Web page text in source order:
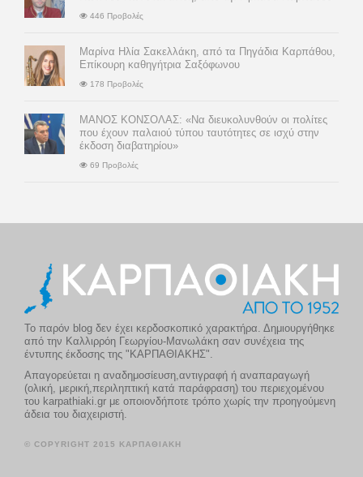
446 Προβολές
Μαρίνα Ηλία Σακελλάκη, από τα Πηγάδια Καρπάθου,
Επίκουρη καθηγήτρια Σαξόφωνου
178 Προβολές
ΜΑΝΟΣ ΚΟΝΣΟΛΑΣ: «Να διευκολυνθούν οι πολίτες
που έχουν παλαιού τύπου ταυτότητες σε ισχύ στην
έκδοση διαβατηρίου»
69 Προβολές
Το παρόν blog δεν έχει κερδοσκοπικό χαρακτήρα. Δημιουργήθηκε
από την Καλλιρρόη Γεωργίου-Μανωλάκη σαν συνέχεια της
έντυπης έκδοσης της "ΚΑΡΠΑΘΙΑΚΗΣ".
Απαγορεύεται η αναδημοσίευση,αντιγραφή ή αναπαραγωγή
(ολική, μερική,περιληπτική κατά παράφραση) του περιεχομένου
του karpathiaki.gr με οποιονδήποτε τρόπο χωρίς την προηγούμενη
άδεια του διαχειριστή.
© COPYRIGHT 2015 ΚΑΡΠΑΘΙΑΚΗ